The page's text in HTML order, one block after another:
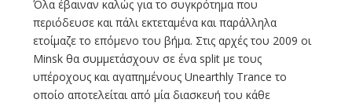
Όλα έβαιναν καλώς για το συγκρότημα που
περιόδευσε και πάλι εκτεταμένα και παράλληλα
ετοίμαζε το επόμενο του βήμα. Στις αρχές του 2009 οι
Minsk θα συμμετάσχουν σε ένα split με τους
υπέροχους και αγαπημένους Unearthly Trance το
οποίο αποτελείται από μία διασκευή του κάθε